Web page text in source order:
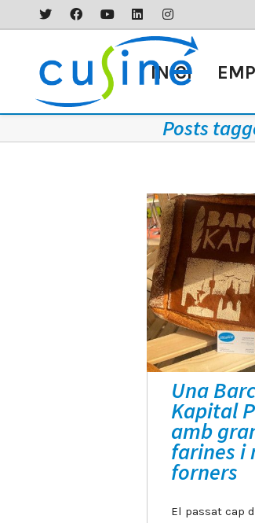
INICI
Posts
Una
Kapital
amb
farines i
forners
El passat cap